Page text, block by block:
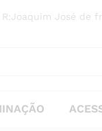
José de